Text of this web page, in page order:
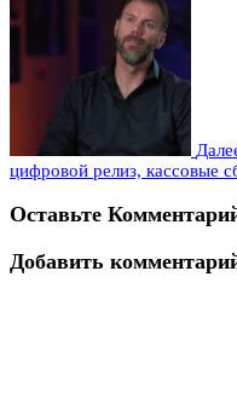
цифровой релиз, кассовые
Оставьте
Добавить